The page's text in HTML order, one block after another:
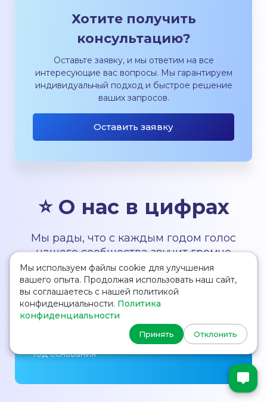
Хотите получить
консультацию?
Оставьте заявку, и мы ответим на все
интересующие вас вопросы. Мы гарантируем
индивидуальный подход и быстрое решение
ваших запросов.
Оставить заявку
⭐ О нас в цифрах
Мы рады, что с каждым годом голос
нашего сообщества звучит громче
Год основания
Мы используем файлы cookie для улучшения
вашего опыта. Продолжая использовать наш сайт,
вы соглашаетесь с нашей политикой
конфиденциальности. Политика
конфиденциальности
Принять Отклонить